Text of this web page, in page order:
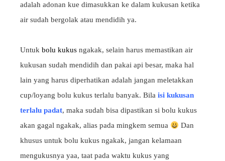
adalah adonan kue dimasukkan ke dalam kukusan ketika
air sudah bergolak atau mendidih ya.
Untuk bolu kukus ngakak, selain harus memastikan air
kukusan sudah mendidih dan pakai api besar, maka hal
lain yang harus diperhatikan adalah jangan meletakkan
cup/loyang bolu kukus terlalu banyak. Bila isi kukusan
terlalu padat, maka sudah bisa dipastikan si bolu kukus
akan gagal ngakak, alias pada mingkem semua
Dan
khusus untuk bolu kukus ngakak, jangan kelamaan
mengukusnya yaa, taat pada waktu kukus yang